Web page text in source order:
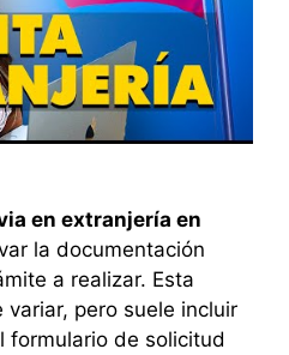
en extranjería en
la documentación
a realizar. Esta
pero suele incluir
formulario de solicitud